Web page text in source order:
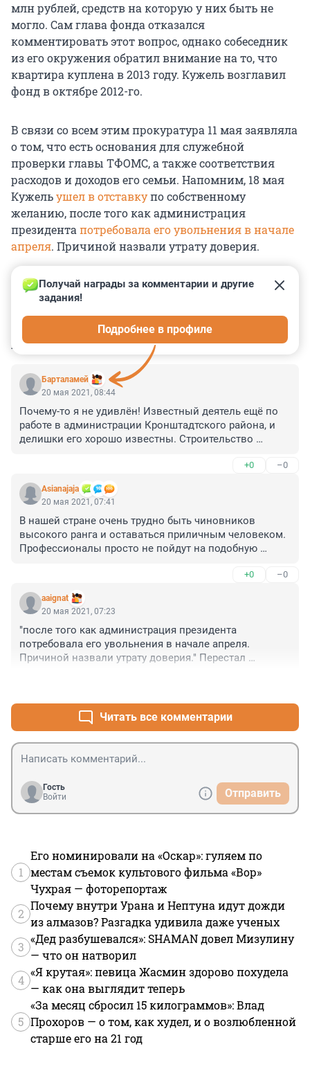
млн рублей, средств на которую у них быть не
могло. Сам глава фонда отказался
комментировать этот вопрос, однако собеседник
из его окружения обратил внимание на то, что
квартира куплена в 2013 году. Кужель возглавил
фонд в октябре 2012-го.
В связи со всем этим прокуратура 11 мая заявляла
о том, что есть основания для служебной
проверки главы ТФОМС, а также соответствия
расходов и доходов его семьи. Напомним, 18 мая
Кужельушел в отставкупо собственному
желанию, после того как администрация
президента потребовала его увольнения в начале
апреля. Причиной назвали утрату доверия.
КОММЕНТАРИИ 10
Барталамей
Получай награды за комментарии и другие
задания!
Подробнее в профиле
20 мая 2021, 08:44
Почему-то я не удивлён! Известный деятель ещё по
работе в администрации Кронштадтского района, и
делишки его хорошо известны. Строительство
больницы и т. д. Прокуратуре настойчивости!!! Вор
должен сидеть в тюрьме!!!
+0 –0
Asianajaja
20 мая 2021, 07:41
В нашей стране очень трудно быть чиновников
высокого ранга и оставаться приличным человеком.
Профессионалы просто не пойдут на подобную
оплатой, а те, кто польстится на зарплату из бюджета,
как правило не очень способны что-то развивать и
создавать.
+0 –0
aaignat
20 мая 2021, 07:23
"после того как администрация президента
потребовала его увольнения в начале апреля.
Причиной назвали утрату доверия." Перестал
Читать все комментарии
Гость
Войти
Отправить
1
Его номинировали на «Оскар»: гуляем по
местам съемок культового фильма «Вор»
Чухрая — фоторепортаж
2
Почему внутри Урана и Нептуна идут дожди
из алмазов? Разгадка удивила даже ученых
3
«Дед разбушевался»: SHAMAN довел Мизулину
— что он натворил
4
«Я крутая»: певица Жасмин здорово похудела
— как она выглядит теперь
5
«За месяц сбросил 15 килограммов»: Влад
Прохоров — о том, как худел, и о возлюбленной
старше его на 21 год